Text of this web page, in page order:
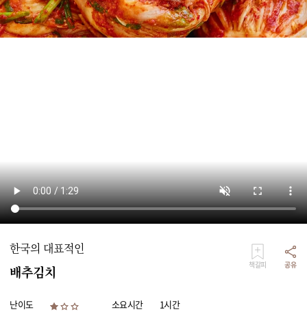
한국의 대표적인
배추김치 책갈피 공유
난이도 소요시간
1시간